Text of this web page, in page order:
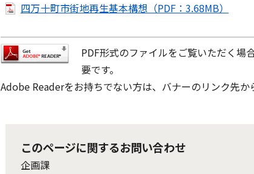
四万十町市街地再生基本構想（PDF：3.68MB）
PDF形式のファイルをご覧いただく
要です。
Adobe Readerをお持ちでない方は、バナーのリンク先か
このページに関するお問い合わせ
企画課